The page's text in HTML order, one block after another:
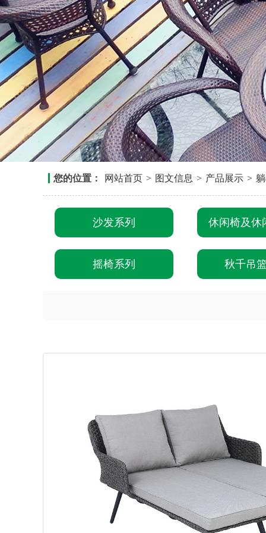
您的位置： 网站首页 > 图文信息 > 产品展示 >
沙发系列 休闲椅及休
摇椅系列 秋千吊